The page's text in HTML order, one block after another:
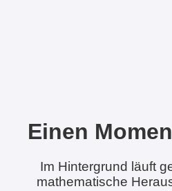
Einen
Im Hintergrund läuft
mathematische